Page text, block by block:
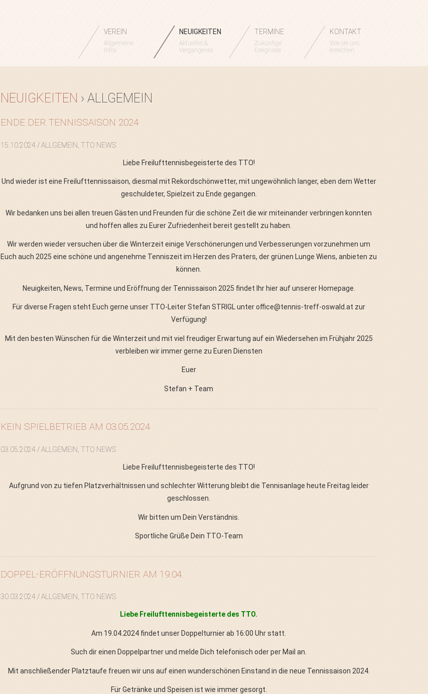
VEREIN
Allgemeine
Infos
NEUIGKEITEN
Aktuelles &
Vergangenes
TERMINE
Zukünfige
Ereignisse
KONTAKT
Wie sie uns
erreichen
NEUIGKEITEN › ALLGEMEIN
ENDE DER TENNISSAISON 2024
15.10.2024 / ALLGEMEIN, TTO NEWS
Liebe Freilufttennisbegeisterte des TTO!
Und wieder ist eine Freilufttennissaison, diesmal mit Rekordschönwetter, mit ungewöhnlich langer, eben dem Wetter
geschuldeter, Spielzeit zu Ende gegangen.
Wir bedanken uns bei allen treuen Gästen und Freunden für die schöne Zeit die wir miteinander verbringen konnten
und hoffen alles zu Eurer Zufriedenheit bereit gestellt zu haben.
Wir werden wieder versuchen über die Winterzeit einige Verschönerungen und Verbesserungen vorzunehmen um
Euch auch 2025 eine schöne und angenehme Tenniszeit im Herzen des Praters, der grünen Lunge Wiens, anbieten zu
können.
Neuigkeiten, News, Termine und Eröffnung der Tennissaison 2025 findet Ihr hier auf unserer Homepage.
Für diverse Fragen steht Euch gerne unser TTO-Leiter Stefan STRIGL unter office@tennis-treff-oswald.at zur
Verfügung!
Mit den besten Wünschen für die Winterzeit und mit viel freudiger Erwartung auf ein Wiedersehen im Frühjahr 2025
verbleiben wir immer gerne zu Euren Diensten
Euer
Stefan + Team
KEIN SPIELBETRIEB AM 03.05.2024
03.05.2024 / ALLGEMEIN, TTO NEWS
Liebe Freilufttennisbegeisterte des TTO!
Aufgrund von zu tiefen Platzverhältnissen und schlechter Witterung bleibt die Tennisanlage heute Freitag leider
geschlossen.
Wir bitten um Dein Verständnis.
Sportliche Grüße Dein TTO-Team
DOPPEL-ERÖFFNUNGSTURNIER AM 19.04.
30.03.2024 / ALLGEMEIN, TTO NEWS
Liebe Freilufttennisbegeisterte des TTO.
Am 19.04.2024 findet unser Doppelturnier ab 16:00 Uhr statt.
Such dir einen Doppelpartner und melde Dich telefonisch oder per Mail an.
Mit anschließender Platztaufe freuen wir uns auf einen wunderschönen Einstand in die neue Tennissaison 2024.
Für Getränke und Speisen ist wie immer gesorgt.